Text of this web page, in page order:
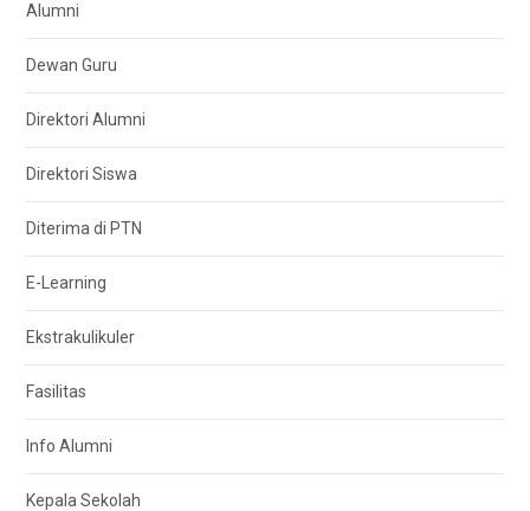
Alumni
Dewan Guru
Direktori Alumni
Direktori Siswa
Diterima di PTN
E-Learning
Ekstrakulikuler
Fasilitas
Info Alumni
Kepala Sekolah